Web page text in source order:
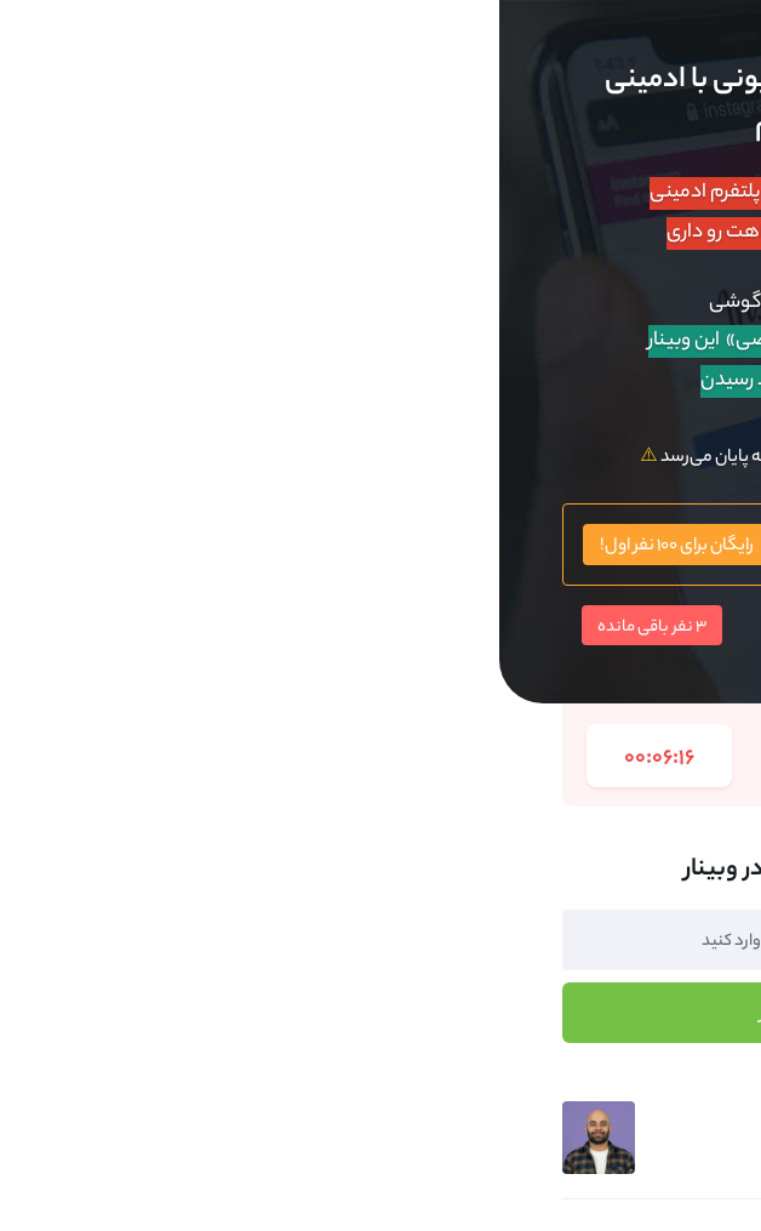
۲۰ تا ۶۰ میلیونی با ادمینی
ادمینی
گوشی
این وبینار
رسیدن
پایان می‌رسد⚠️
رایگان برای ۱۰۰ نفر اول!
3 نفر باقی مانده
00:06:16
وبینار